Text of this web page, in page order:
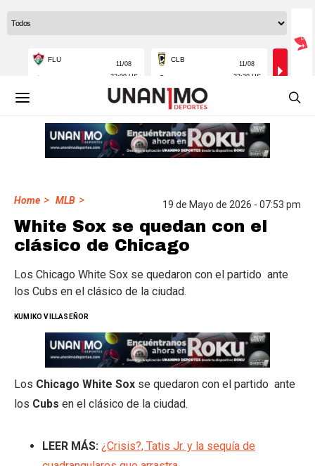
Home > MLB > 19 de Mayo de 2026 - 07:53 pm
White Sox se quedan con el
clásico de Chicago
Los Chicago White Sox se quedaron con el partido ante
los Cubs en el clásico de la ciudad.
KUMIKO VILLASEÑOR
Los Chicago White Sox se quedaron con el partido ante
los Cubs en el clásico de la ciudad.
LEER MÁS: ¿Crisis?, Tatis Jr. y la sequía de